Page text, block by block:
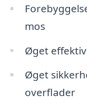
mos
Øget
Øget
overflader